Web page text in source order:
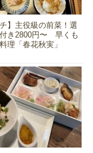
チ】主役級の前菜！選
き2800円〜 早くも
理「春花秋実」